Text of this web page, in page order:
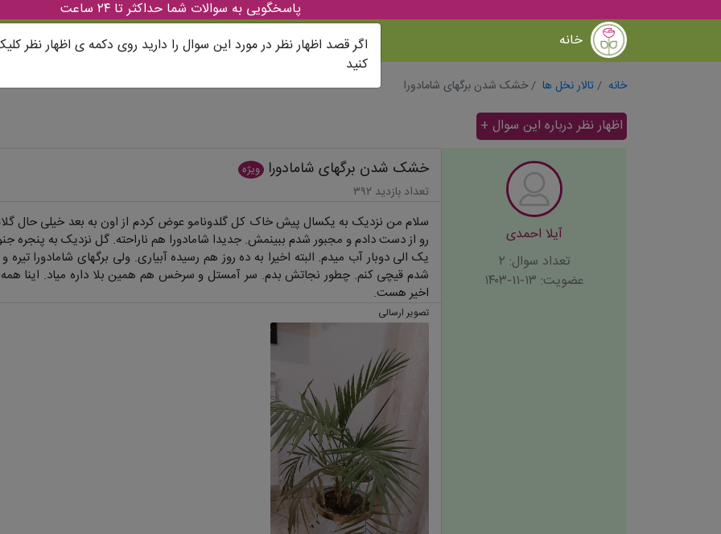
پاسخگویی به سوالات شما حداکثر تا ۲۴ ساعت
خانه
خانه تالار نخل ها خشک شدن برگهای شامادورا
اظهار نظر درباره این سوال +
آیلا احمدی
تعداد سوال: ۲
عضویت: ۱۳-۱۱-۱۴۰۳
خشک شدن برگهای شامادورا ویژه
تعداد بازدید ۳۹۲
سلام من نزدیک به یکسال پیش خاک کل گلدونامو عوض کردم از اون به بعد خیلی حال
رو از دست دادم و مجبور شدم ببینمش. جدیدا شامادورا هم ناراحته. گل نزدیک به
یک الی دوبار آب میدم. البته اخیرا به ده روز هم رسیده آبیاری. ولی برگهای شامادورا
شدم قیچی کنم. چطور نجاتش بدم. سر آمستل و سرخس هم همین بلا داره میاد. اینا همه
اخیر هست.
تصویر ارسالی
اگر قصد اظهار نظر در مورد این سوال را دارید روی دکمه ی اظهار نظر
کنید